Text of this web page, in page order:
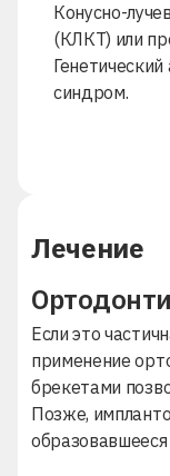
Конусно-
(КЛКТ) или
синдром.
Лечение
Если это
применение
брекетами
Позже,